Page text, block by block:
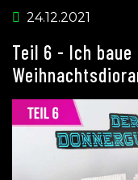
24.12.2021
Teil 6 - Ich